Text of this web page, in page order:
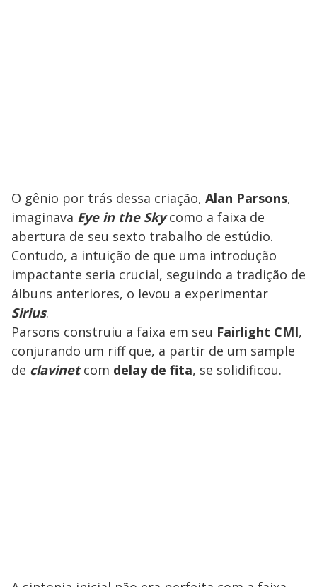
O gênio por trás dessa criação, Alan Parsons,
imaginava Eye in the Skycomo a faixa de
abertura de seu sexto trabalho de estúdio.
Contudo, a intuição de que uma introdução
impactante seria crucial, seguindo a tradição de
álbuns anteriores, o levou a experimentar
Sirius.
Parsons construiu a faixa em seu Fairlight CMI,
conjurando um riff que, a partir de um sample
de clavinet com delay de fita, se solidificou.